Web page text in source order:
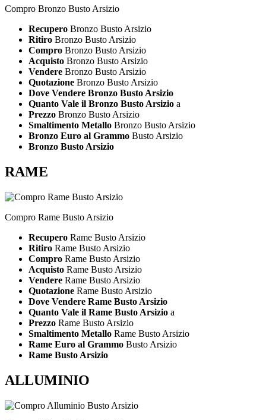
Compro Bronzo Busto Arsizio
Recupero Bronzo Busto Arsizio
Ritiro Bronzo Busto Arsizio
Compro Bronzo Busto Arsizio
Acquisto Bronzo Busto Arsizio
Vendere Bronzo Busto Arsizio
Quotazione Bronzo Busto Arsizio
Dove Vendere Bronzo Busto Arsizio
Quanto Vale il Bronzo Busto Arsizio a
Prezzo Bronzo Busto Arsizio
Smaltimento Metallo Bronzo Busto Arsizio
Bronzo Euro al Grammo Busto Arsizio
Bronzo Busto Arsizio
RAME
Compro Rame Busto Arsizio
Recupero Rame Busto Arsizio
Ritiro Rame Busto Arsizio
Compro Rame Busto Arsizio
Acquisto Rame Busto Arsizio
Vendere Rame Busto Arsizio
Quotazione Rame Busto Arsizio
Dove Vendere Rame Busto Arsizio
Quanto Vale il Rame Busto Arsizio a
Prezzo Rame Busto Arsizio
Smaltimento Metallo Rame Busto Arsizio
Rame Euro al Grammo Busto Arsizio
Rame Busto Arsizio
ALLUMINIO